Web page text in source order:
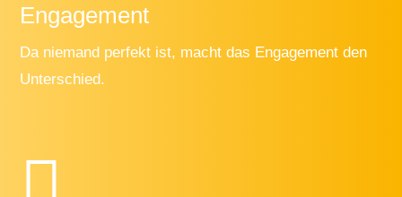
Engagement
Da niemand perfekt ist, macht das Engagement den
Unterschied.